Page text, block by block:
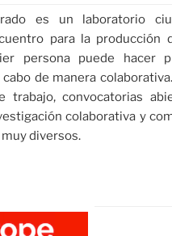
es un laboratorio
para la producción
persona puede hacer
de manera
convocatorias
colaborativa y
diversos.